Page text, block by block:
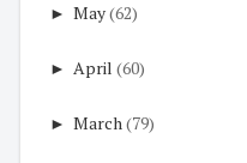
► May(62)
► April (60)
► March(79)